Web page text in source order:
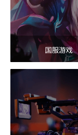
国服游戏